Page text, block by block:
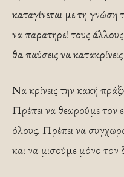
καταγίνεται με τη γνώση
να παρατηρεί τους
θα παύσεις να
Να κρίνεις την κακή
Πρέπει να θεωρούμε τον
όλους. Πρέπει να
και να μισούμε μόνο τον